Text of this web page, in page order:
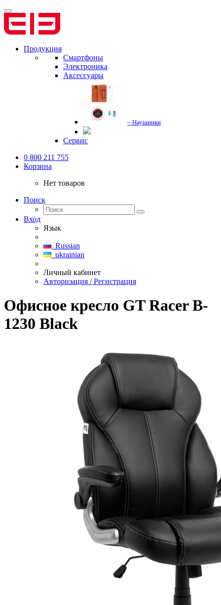
Продукция
Смартфоны
Электроника
Аксессуары
– Наушники
Сервис
0 800 211 755
Корзина
Нет товаров
Поиск
Вход
Язык
Russian
ukrainian
Личный кабинет
Авторизация / Регистрация
Офисное кресло GT Racer B-
1230 Black